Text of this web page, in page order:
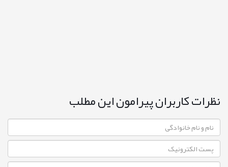
نظرات کاربران پیرامون این مطلب